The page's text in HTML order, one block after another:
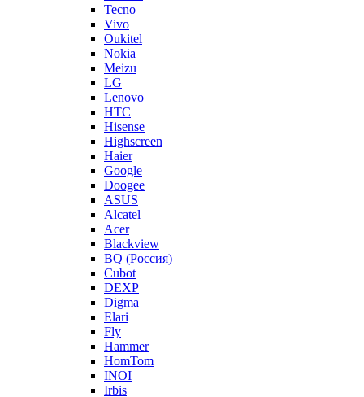
Tecno
Vivo
Oukitel
Nokia
Meizu
LG
Lenovo
HTC
Hisense
Highscreen
Haier
Google
Doogee
ASUS
Alcatel
Acer
Blackview
BQ (Россия)
Cubot
DEXP
Digma
Elari
Fly
Hammer
HomTom
INOI
Irbis